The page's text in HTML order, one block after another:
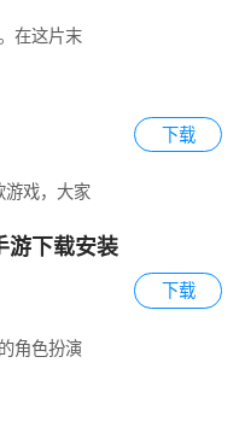
在这片末
下载
游戏，大家
游下载安装
下载
角色扮演